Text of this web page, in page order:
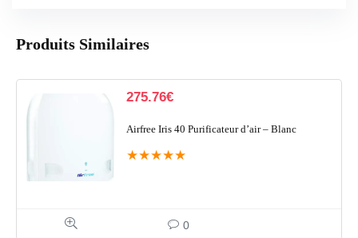
Produits Similaires
275.76€
Airfree Iris 40 Purificateur d’air – Blanc
★★★★★
0